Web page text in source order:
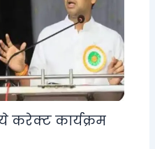
करेक्ट कार्यक्रम